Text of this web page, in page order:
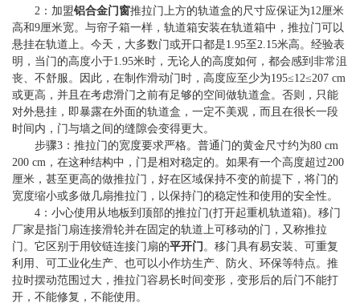
2：加盟铝合金门窗推拉门上方的轨道盒的尺寸应保证为12厘米
高和9厘米宽。与帘子箱一样，轨道箱安装在轨道箱中，推拉门可以
悬挂在轨道上。今天，大多数门或开口都是1.95至2.15米高。经验表
明，当门的高度小于1.95米时，无论人的高度如何，都会感到非常沮
丧、不舒服。因此，在制作滑动门时，高度应至少为195≤12≤207 cm
或更高，并且在考虑滑门之前有足够的空间做轨道盒。否则，只能
对外悬挂，即暴露在外面的轨道盒，一定不美观，而且在很长一段
时间内，门与墙之间的缝隙会变得更大。
步骤3：推拉门的宽度要求严格。普通门的黄金尺寸约为80 cm
200 cm，在这种结构中，门是相对稳定的。如果有一个高度超过200
厘米，甚至更高的做推拉门，好在区域保持不变的前提下，将门的
宽度缩小或多做几扇推拉门，以保持门的稳定性和使用的安全性。
4：小心使用从地板到顶部的推拉门(打开起重机轨道箱)。移门
厂家是指门扇连接滑轮并在固定的轨道上可移动的门，又称推拉
门。它区别于用铰链连接门扇的平开门 。移门具有易安装、可重复
利用、可工业化生产、也可以小作坊生产、防火、环保等特点。推
拉时摆动范围过大，推拉门容易长时间变形，变形后的后门不能打
开，不能修复，不能使用。